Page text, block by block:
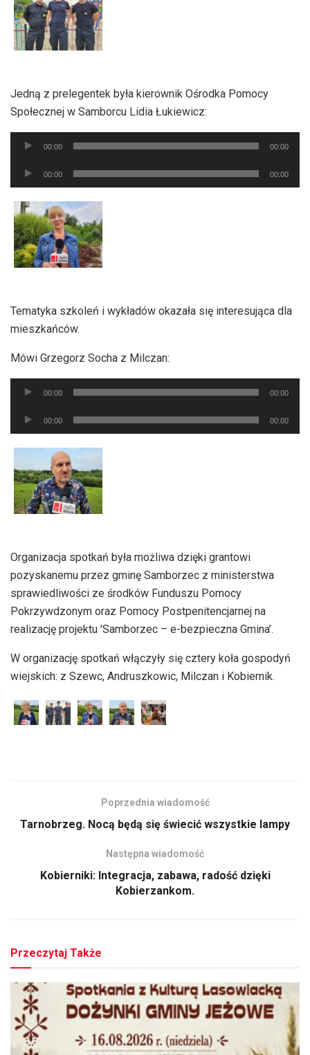
Jedną z prelegentek była kierownik Ośrodka Pomocy
Społecznej w Samborcu Lidia Łukiewicz:
Odtwarzacz
dźwiękowych
00:00 00:00
Odtwarzacz
plików
dźwiękowych
00:00 00:00
Tematyka szkoleń i wykładów okazała się interesująca dla
mieszkańców.
Mówi Grzegorz Socha z Milczan:
Odtwarzacz
dźwiękowych
00:00 00:00
Odtwarzacz
plików
dźwiękowych
00:00 00:00
Organizacja spotkań była możliwa dzięki grantowi
pozyskanemu przez gminę Samborzec z ministerstwa
sprawiedliwości ze środków Funduszu Pomocy
Pokrzywdzonym oraz Pomocy Postpenitencjarnej na
realizację projektu 'Samborzec – e-bezpieczna Gmina’.
W organizację spotkań włączyły się cztery koła gospodyń
wiejskich: z Szewc, Andruszkowic, Milczan i Kobiernik.
Poprzednia wiadomość
Tarnobrzeg. Nocą będą się świecić wszystkie lampy
Następna wiadomość
Kobierniki: Integracja, zabawa, radość dzięki
Kobierzankom.
Przeczytaj Także